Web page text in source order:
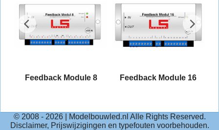
Feedback Module 8 Feedback Module 16
© 2008 - 2026| Modelbouwled.nl Alle Rights Reserved.
Disclaimer, Prijswijzigingen en typefouten voorbehouden.